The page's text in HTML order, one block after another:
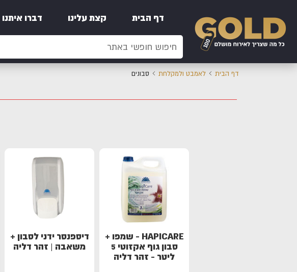
דף הבית קצת עלינו דברו איתנו
דף הבית לאמבט ולמקלחת סבונים
HAPICARE - שמפו +
סבון גוף אקזוטי 5
ליטר - זהר דליה
דיספנסר ידני לסבון +
משאבה | זהר דליה